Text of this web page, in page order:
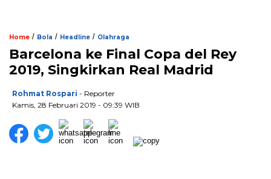
Home / Bola / Headline / Olahraga
Barcelona ke Final Copa del Rey
2019, Singkirkan Real Madrid
Rohmat Rospari - Reporter
Kamis, 28 Februari 2019 - 09:39 WIB